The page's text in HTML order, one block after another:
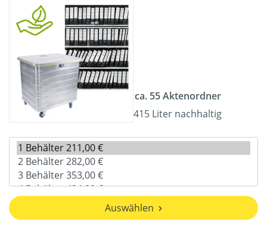
ca. 55 Aktenordner
415 Liter nachhaltig
Auswählen